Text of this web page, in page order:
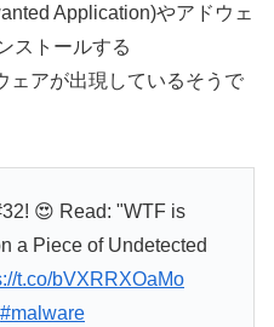
Application)やアドウェ
ストールする
ェアが出現しているそうで
😍 Read: "WTF is
a Piece of Undetected
t.co/bVXRRXOaMo
#malware